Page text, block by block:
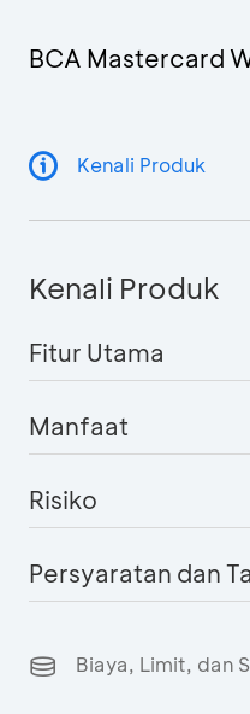
BCA Mastercard
Kenali Produk
Kenali Produk
Fitur Utama
Manfaat
Risiko
Persyaratan dan
Biaya, Limit, dan